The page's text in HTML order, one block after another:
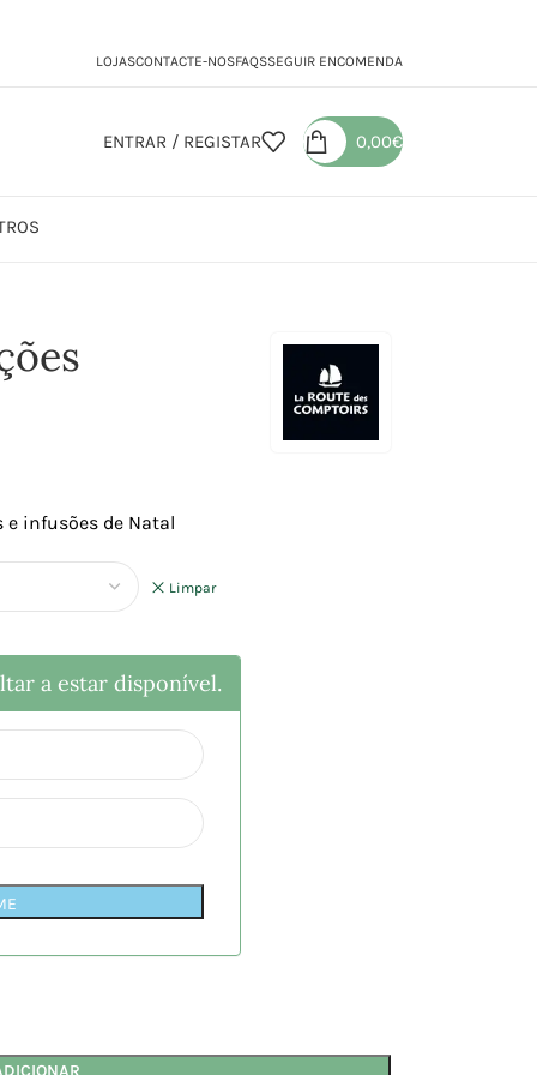
LOJASCONTACTE-NOSFAQSSEGUIR ENCOMENDA
ENTRAR / REGISTAR 0,00€
e infusões de Natal
Limpar
a estar disponível.